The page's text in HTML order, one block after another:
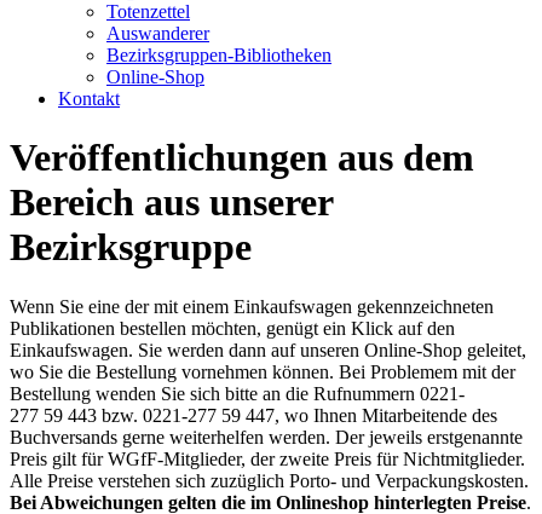
Totenzettel
Auswanderer
Bezirksgruppen-Bibliotheken
Online-Shop
Kontakt
Veröffentlichungen aus dem
Bereich aus unserer
Bezirksgruppe
Wenn Sie eine der mit einem Einkaufswagen gekennzeichneten
Publikationen bestellen möchten, genügt ein Klick auf den
Einkaufswagen. Sie werden dann auf unseren Online-Shop geleitet,
wo Sie die Bestellung vornehmen können. Bei Problemem mit der
Bestellung wenden Sie sich bitte an die Rufnummern 0221-
277 59 443 bzw. 0221-277 59 447, wo Ihnen Mitarbeitende des
Buchversands gerne weiterhelfen werden. Der jeweils erstgenannte
Preis gilt für WGfF-Mitglieder, der zweite Preis für Nichtmitglieder.
Alle Preise verstehen sich zuzüglich Porto- und Verpackungskosten.
Bei Abweichungen gelten die im Onlineshop hinterlegten Preise.